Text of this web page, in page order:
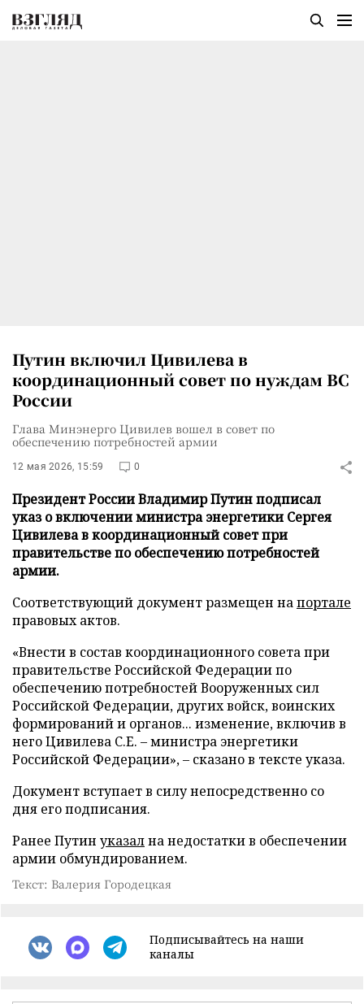
Путин включил Цивилева в
координационный совет по нуждам ВС
России
Глава Минэнерго Цивилев вошел в совет по
обеспечению потребностей армии
12 мая 2026, 15:59 0
Президент России Владимир Путин подписал
указ о включении министра энергетики Сергея
Цивилева в координационный совет при
правительстве по обеспечению потребностей
армии.
Соответствующий документ размещен напортале
правовых актов.
«Внести в состав координационного совета при
правительстве Российской Федерации по
обеспечению потребностей Вооруженных сил
Российской Федерации, других войск, воинских
формирований и органов... изменение, включив в
него Цивилева С.Е. – министра энергетики
Российской Федерации», – сказано в тексте указа.
Документ вступает в силу непосредственно со
дня его подписания.
Ранее Путин указална недостатки в обеспечении
армии обмундированием.
Текст: Валерия Городецкая
Подписывайтесь на наши
каналы